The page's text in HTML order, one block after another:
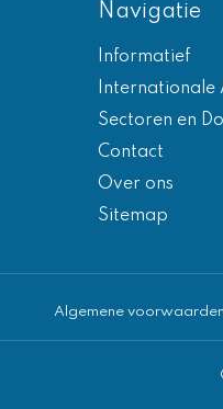
Navigatie
Informatief
Internationale
Sectoren en
Contact
Over ons
Sitemap
Algemene voorwaarden